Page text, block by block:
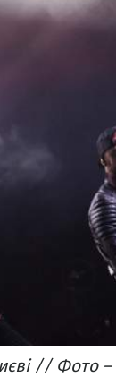
// Фото –